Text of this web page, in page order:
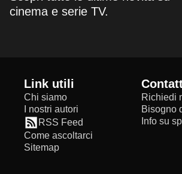
cinema e serie TV.
Link utili
Chi siamo
I nostri autori
RSS Feed
Come ascoltarci
Sitemap
Richiedi
Bisogno
Info su